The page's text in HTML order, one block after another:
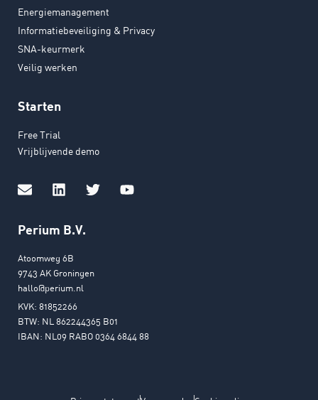
Energiemanagement
Informatiebeveiliging & Privacy
SNA-keurmerk
Veilig werken
Starten
Free Trial
Vrijblijvende demo
Perium B.V.
Atoomweg 6B
9743 AK Groningen
hallo@perium.nl
KVK: 81852266
BTW: NL 862244365 B01
IBAN: NL09 RABO 0364 6844 88